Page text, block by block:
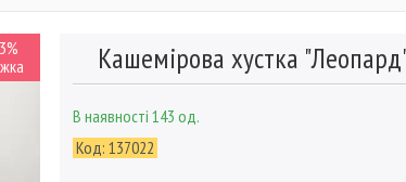
Кашемірова хустка
В наявності 143 од.
Код: 137022